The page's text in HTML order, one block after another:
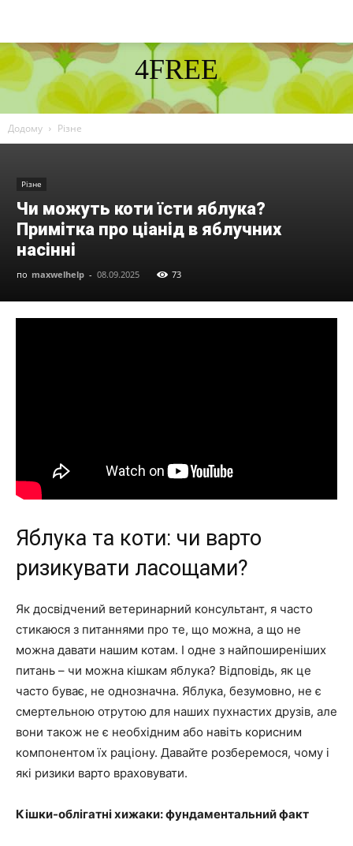
4FREE
DISCOVER THE ART OF PUBLISHING
Додому Різне
Різне
Чи можуть коти їсти яблука?
Примітка про ціанід в яблучних
насінні
по maxwelhelp - 08.09.2025 73
Яблука та коти: чи варто
ризикувати ласощами?
Як досвідчений ветеринарний консультант, я часто
стикаюся з питаннями про те, що можна, а що не
можна давати нашим котам. І одне з найпоширеніших
питань – чи можна кішкам яблука? Відповідь, як це
часто буває, не однозначна. Яблука, безумовно, не є
смертельною отрутою для наших пухнастих друзів, але
вони також не є необхідним або навіть корисним
компонентом їх раціону. Давайте розберемося, чому і
які ризики варто враховувати.
Кішки-облігатні хижаки: фундаментальний факт